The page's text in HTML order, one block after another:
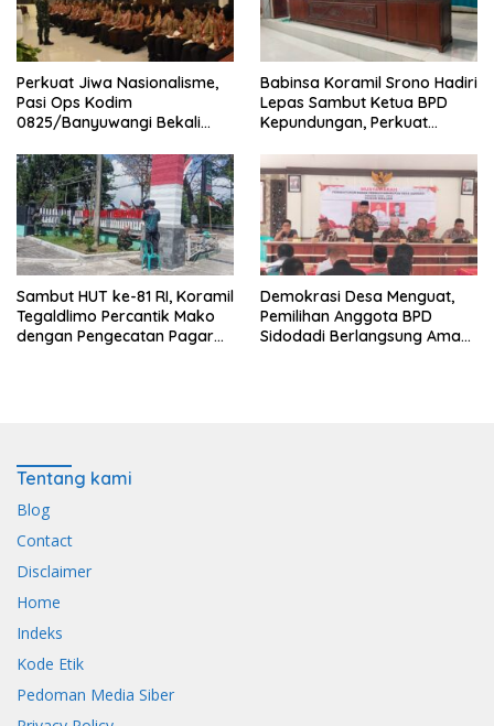
Perkuat Jiwa Nasionalisme,
Pasi Ops Kodim
0825/Banyuwangi Bekali
dengan Wawasan
Kebangsaan
Babinsa Koramil Srono Hadiri
Lepas Sambut Ketua BPD
Kepundungan, Perkuat
Sambut HUT ke-81 RI, Koramil
Tegaldlimo Percantik Mako
dengan Pengecatan Pagar
Demokrasi Desa Menguat,
Pemilihan Anggota BPD
Sidodadi Berlangsung Aman
Tentang kami
Blog
Contact
Disclaimer
Home
Indeks
Kode Etik
Pedoman Media Siber